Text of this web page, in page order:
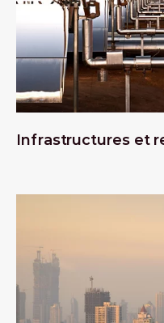
Infrastructures et